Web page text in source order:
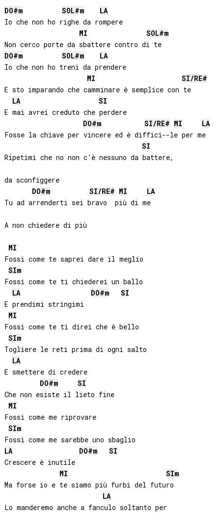
DO#m SOL#m
LA
Io che non ho righe da rompere
MI
SOL#m
Non cerco porte da sbattere contro di te
DO#m SOL#m
LA
Io che non ho treni da prendere
MI
SI/RE#
E sto imparando che camminare è semplice con te
LA
SI
E mai avrei creduto che perdere
DO#m SI/RE# MI
LA
Fosse la chiave per vincere ed è diffici--le per me
SI
Ripetimi che no non c’è nessuno da battere,
da sconfiggere
DO#m SI/RE# MI
LA
Tu ad arrenderti sei bravo  più di me
A non chiedere di più
MI
Fossi come te saprei dare il meglio
SIm
Fossi come te ti chiederei un ballo
LA
DO#m
SI
E prendimi stringimi
MI
Fossi come te ti direi che è bello
SIm
Togliere le reti prima di ogni salto
LA
E smettere di credere
DO#m
SI
Che non esiste il lieto fine
MI
Fossi come me riprovare
SIm
LA
DO#m
SI
Crescere è inutile
MI
SIm
Ma forse io e te siamo più furbi del futuro
LA
Lo manderemo anche a fanculo soltanto per